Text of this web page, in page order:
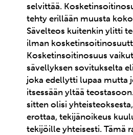
selvittää.
tehty erillään muusta
Sävelteos kuitenkin ylitti
ilman
Kosketinsoitinosuus
sävellyksen sovitukselta
joka edellytti lupaa mutta
itsessään yltää
sitten olisi
erottaa, tekijänoikeus
tekijöille yhteisesti. Tämä